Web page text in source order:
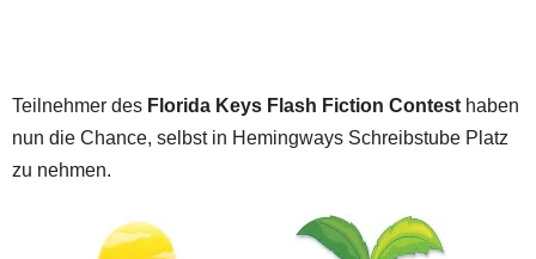
Teilnehmer des Florida Keys Flash Fiction Contest haben
nun die Chance, selbst in Hemingways Schreibstube Platz
zu nehmen.